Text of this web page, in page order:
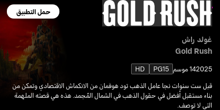
حمل التطبيق
غولد راش
Gold Rush
202514 موسم PG15
HD
قبل ست سنوات نجا عامل الذهب تود هوفمان من الانكماش الاقتصادي وتمكن من
بناء مستقبل أفضل في حقول الذهب في الشمال المُجمد. هذه هي قصته الملهمة
التي لا توصف.